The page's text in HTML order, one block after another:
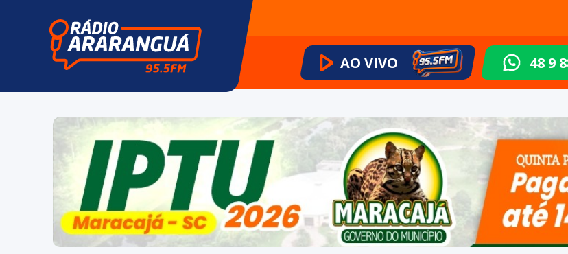
AO VIVO 48 9